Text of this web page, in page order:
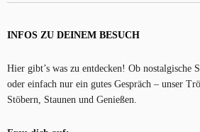
INFOS ZU DEINEM BESUCH
Hier gibt’s was zu entdecken! Ob nostalgische
oder einfach nur ein gutes Gespräch – unser
Stöbern, Staunen und Genießen.